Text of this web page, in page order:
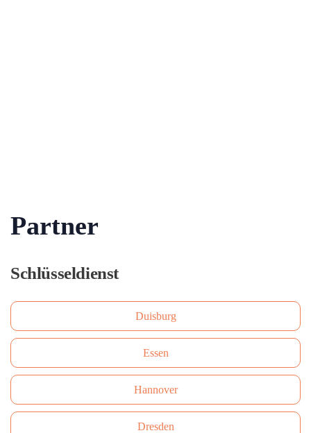
Partner
Schlüsseldienst
Duisburg
Essen
Hannover
Dresden